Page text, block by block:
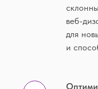
веб-
для
и